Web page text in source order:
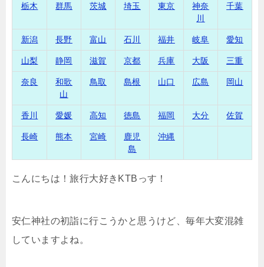
栃木 群馬 茨城 埼玉 東京
神奈
川
千葉
新潟 長野 富山 石川 福井 岐阜 愛知
山梨 静岡 滋賀 京都 兵庫 大阪 三重
奈良
和歌
山
鳥取 島根 山口 広島 岡山
香川 愛媛 高知 徳島 福岡 大分 佐賀
長崎 熊本 宮崎
鹿児
島
沖縄
こんにちは！旅行大好きKTBっす！
安仁神社の初詣に行こうかと思うけど、毎年大変混雑
していますよね。